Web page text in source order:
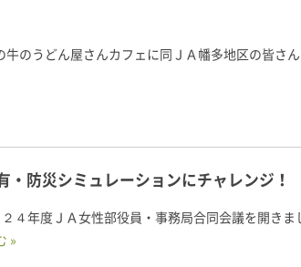
のうどん屋さんカフェに同ＪＡ幡多地区の皆さ
防災シミュレーションにチャレンジ！
４年度ＪＡ女性部役員・事務局合同会議を開きま
»